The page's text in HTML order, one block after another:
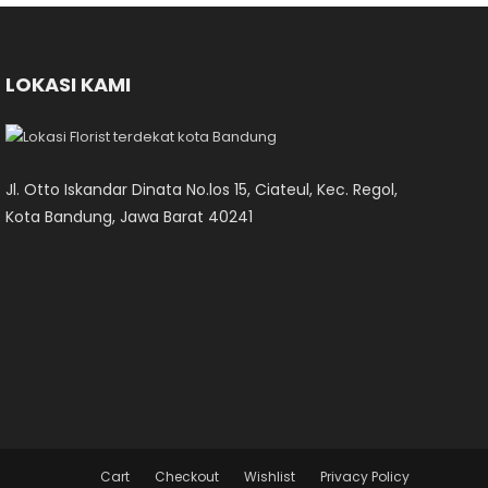
LOKASI KAMI
Jl. Otto Iskandar Dinata No.los 15, Ciateul, Kec. Regol,
Kota Bandung, Jawa Barat 40241
Cart Checkout Wishlist Privacy Policy